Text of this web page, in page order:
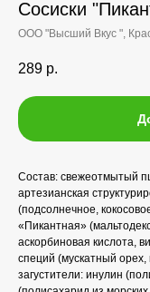
Сосиски
ООО "Высший Вкус ",
289 р.
Состав: свежеотмытый
артезианская
(подсолнечное,
«Пикантная»
аскорбиновая кислота,
специй (мускатный
загустители: инулин